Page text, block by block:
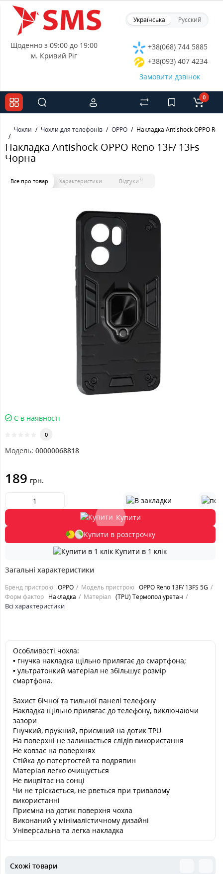
Українська Русский
Щоденно з 09:00 до 19:00
м. Кривий Ріг
+38(068) 744 5885
+38(093) 407 4234
Замовити дзвінок
0
Чохли Чохли для телефонів OPPO Накладка Antishock OPPO
Накладка Antishock OPPO Reno 13F/ 13Fs
Чорна
Все про товар Характеристики Відгуки 0
Є в наявності
0
Модель: 00000068818
189 грн.
Купити
Купити в розстрочку
Купити в 1 клік
Загальні характеристики
Бренд пристрою OPPO Модель пристрою OPPO Reno 13F/ 13FS 5G
Форм фактор Накладка Матеріал (TPU) Термополіуретан
Всі характеристики
Особливості чохла:
• гнучка накладка щільно прилягає до смартфона;
• ультратонкий матеріал не збільшує розмір
смартфона.
Захист бічної та тильної панелі телефону
Накладка щільно прилягає до телефону, виключаючи
зазори
Гнучкий, пружний, приємний на дотик TPU
На поверхні не залишається слідів використання
Не ковзає на поверхнях
Стійка до потертостей та подряпин
Матеріал легко очищується
Не вицвітає на сонці
Чи не тріскається, не рветься при тривалому
використанні
Приємна на дотик поверхня чохла
Виконаний у мінімалістичному дизайні
Універсальна та легка накладка
Схожі товари